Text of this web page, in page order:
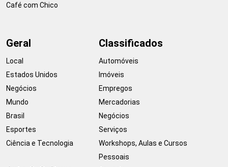
Café com Chico
Geral
Local
Estados Unidos
Negócios
Mundo
Brasil
Esportes
Ciência e Tecnologia
Classificados
Automóveis
Imóveis
Empregos
Mercadorias
Negócios
Serviços
Workshops, Aulas e Cursos
Pessoais